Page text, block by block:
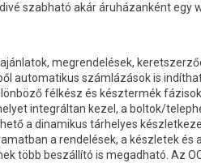
szabható akár áruházanként
megrendelések,
automatikus számlázások is
félkész és késztermék
integráltan kezel, a boltok/
a dinamikus tárhelyes
a rendelések, a készletek
több beszállító is megadható. Az